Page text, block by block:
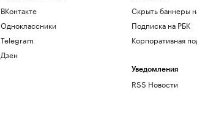
ВКонтакте
Одноклассники
Telegram
Дзен
Скрыть баннеры
Подписка на РБК
Корпоративная
Уведомления
RSS Новости